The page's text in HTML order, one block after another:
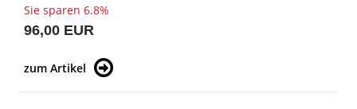
Sie sparen 6.8%
96,00 EUR
zum Artikel